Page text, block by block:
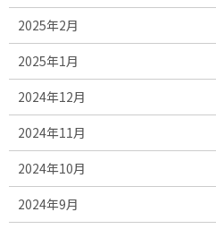
2025年2月
2025年1月
2024年12月
2024年11月
2024年10月
2024年9月